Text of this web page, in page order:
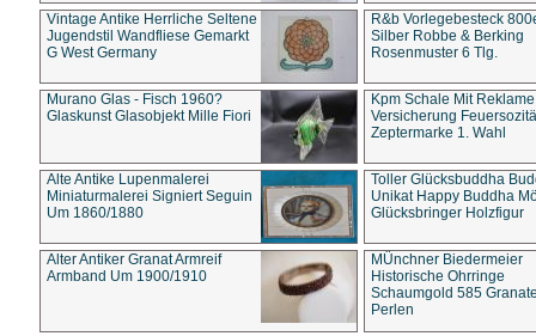
Vintage Antike Herrliche Seltene
Jugendstil Wandfliese Gemarkt
G West Germany
R&b Vorlegebesteck
Silber Robbe & Berking
Rosenmuster 6 Tlg.
Murano Glas - Fisch 1960?
Glaskunst Glasobjekt Mille Fiori
Kpm Schale Mit Reklame
Versicherung
Zeptermarke 1. Wahl
Alte Antike Lupenmalerei
Miniaturmalerei Signiert Seguin
Um 1860/1880
Toller Glücksbuddha
Unikat Happy Buddha
Glücksbringer Holzfigur
Alter Antiker Granat Armreif
Armband Um 1900/1910
MÜnchner Biedermeier
Historische Ohrringe
Schaumgold 585
Perlen